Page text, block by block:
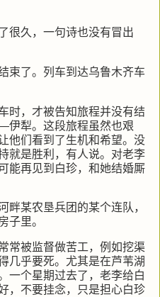
很久，一句诗也没有冒出
束了。列车到达乌鲁木齐车
时，才被告知旅程并没有结
犁。这段旅程虽然也艰
他们看到了生机和希望。没
就是胜利，有人说。对老李
能再见到白珍，和她结婚厮
畔某农垦兵团的某个连队，
子里。
常被监督做苦工，例如挖渠
几乎要死。尤其是在芦苇湖
一个星期过去了，老李给白
，不要挂念，只是担心白珍